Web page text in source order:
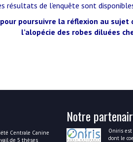
résultats de l’enquête sont
poursuivre la réflexion au
l’alopécie des robes diluées
Centrale Canine
de 5 thèses
Notre
Oniris
dont le